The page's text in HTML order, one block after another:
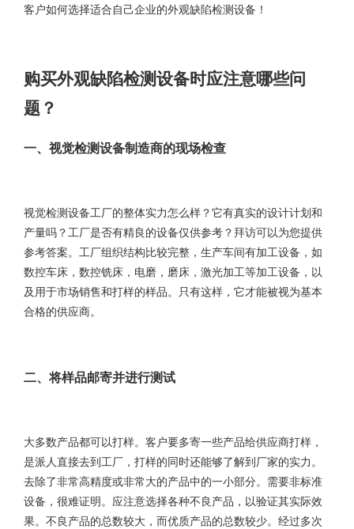
客户如何选择适合自己企业的外观缺陷检测设备！
购买外观缺陷检测设备时应注意哪些问
题？
一、 视觉检测设备制造商的现场检查
视觉检测设备工厂的整体实力怎么样？它有真实的设计计划和
产量吗？工厂是否有精良的设备仅供参考？拜访可以为您提供
参考答案。工厂组织结构比较完整，生产车间有加工设备，如
数控车床，数控铣床，电磨，磨床，激光加工等加工设备，以
及用于市场销售和打样的样品。只有这样，它才能被视为基本
合格的供应商。
二、将样品邮寄并进行测试
大多数产品都可以打样。客户要多寄一些产品给供应商打样，
是派人直接去到工厂，打样的同时还能够了解到厂家的实力。
去除了非常高精度或非常大的产品中的一小部分。需要非标准
设备，很难证明。应注意选择各种不良产品，以验证其实际效
果。不良产品的总数较大，而优质产品的总数较少。经过多次